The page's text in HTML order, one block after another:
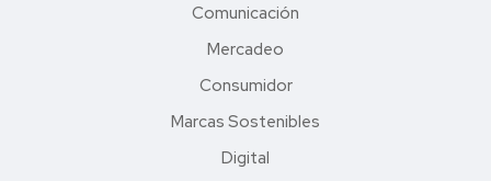
Comunicación
Mercadeo
Consumidor
Marcas Sostenibles
Digital